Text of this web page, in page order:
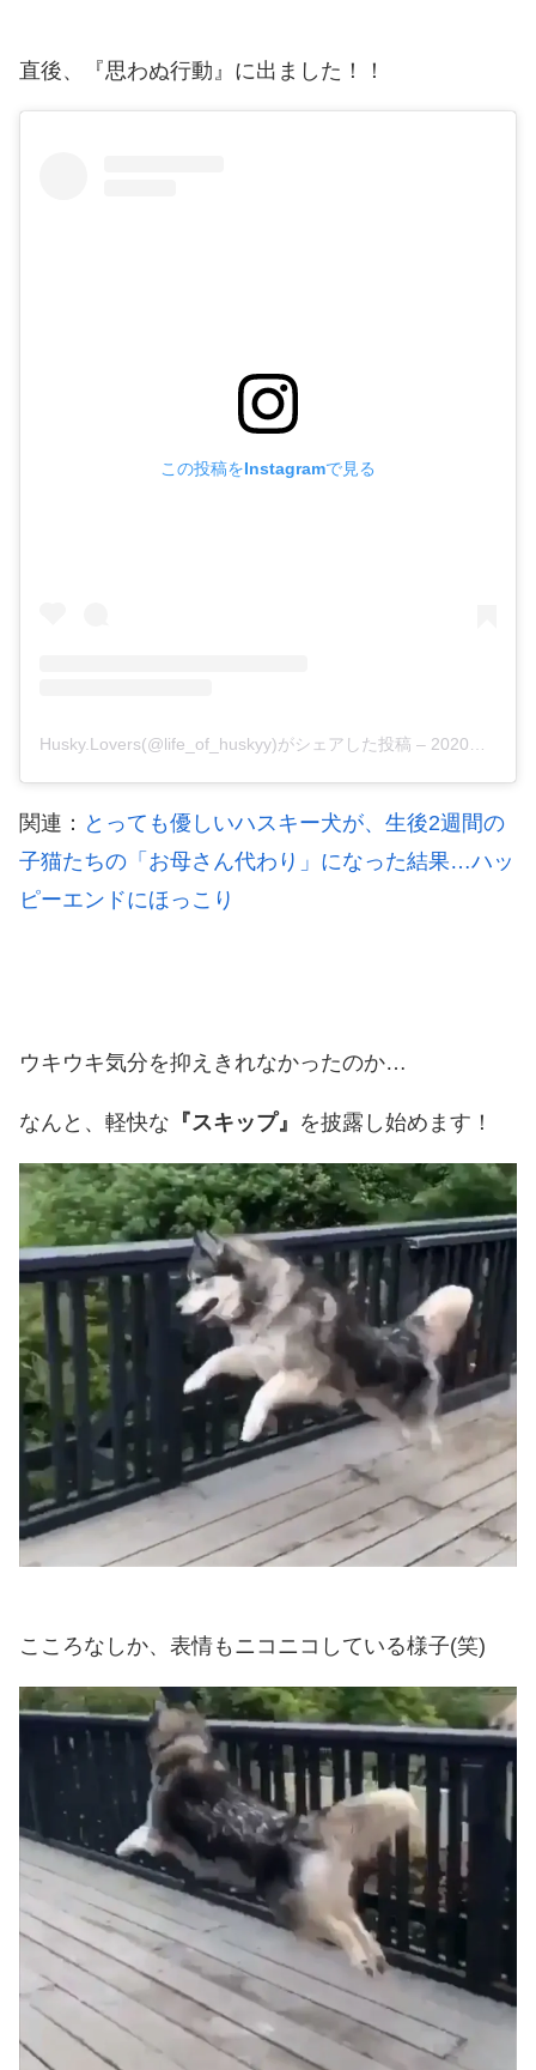
直後、『思わぬ行動』に出ました！！
この投稿をInstagramで見る
Husky.Lovers(@life_of_huskyy)がシェアした投稿 – 2020年 5月月26日午前8時50分PDT
関連： とっても優しいハスキー犬が、生後2週間の
子猫たちの「お母さん代わり」になった結果…ハッ
ピーエンドにほっこり
ウキウキ気分を抑えきれなかったのか…
なんと、軽快な 『スキップ』 を披露し始めます！
こころなしか、表情もニコニコしている様子(笑)